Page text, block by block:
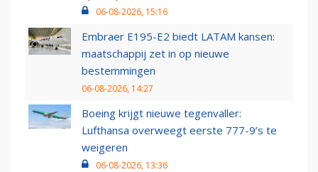
06-08-2026, 15:16
Embraer E195-E2 biedt LATAM kansen:
maatschappij zet in op nieuwe
bestemmingen
06-08-2026, 14:27
Boeing krijgt nieuwe tegenvaller:
Lufthansa overweegt eerste 777-9’s te
weigeren
06-08-2026, 13:36